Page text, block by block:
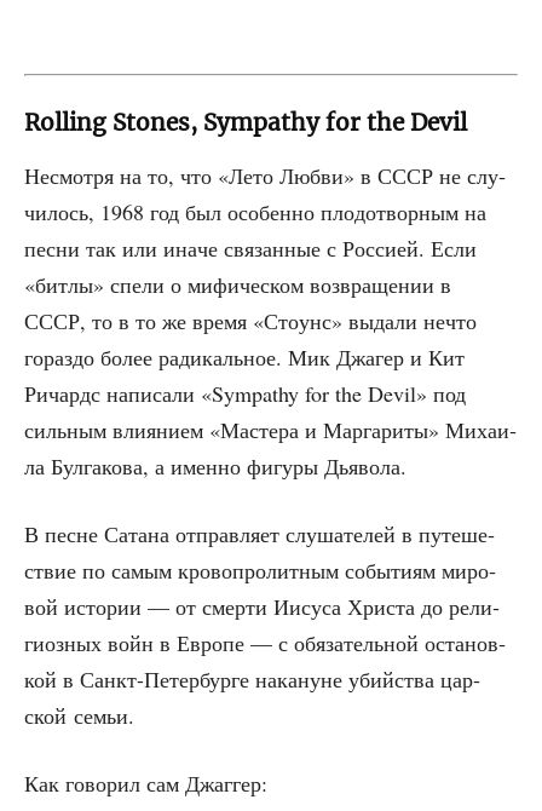
Rolling Stones, Sympathy for the Devil
Несмот­ря на то, что «Лето Люб­ви» в СССР не слу­
чи­лось, 1968 год был осо­бен­но пло­до­твор­ным на
пес­ни так или ина­че свя­зан­ные с Рос­си­ей. Если
«бит­лы» спе­ли о мифи­че­ском воз­вра­ще­нии в
СССР, то в то же вре­мя «Сто­унс» выда­ли нечто
гораз­до более ради­каль­ное. Мик Джа­гер и Кит
Ричардс напи­са­ли «Sympathy for the Devil» под
силь­ным вли­я­ни­ем «Масте­ра и Мар­га­ри­ты» Миха­и­
ла Бул­га­ко­ва, а имен­но фигу­ры Дьявола.
В песне Сата­на отправ­ля­ет слу­ша­те­лей в путе­ше­
ствие по самым кро­во­про­лит­ным собы­ти­ям миро­
вой исто­рии — от смер­ти Иису­са Хри­ста до рели­
ги­оз­ных войн в Евро­пе — с обя­за­тель­ной оста­нов­
кой в Санкт-Петер­бур­ге нака­нуне убий­ства цар­
ской семьи.
Как гово­рил сам Джаггер: